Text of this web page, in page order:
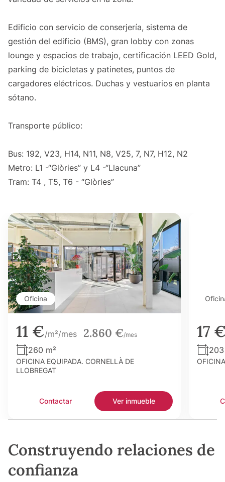
Edificio con servicio de conserjería, sistema de
gestión del edificio (BMS), gran lobby con zonas
lounge y espacios de trabajo, certificación LEED Gold,
parking de bicicletas y patinetes, puntos de
cargadores eléctricos. Duchas y vestuarios en planta
sótano.
Transporte público:
Bus: 192, V23, H14, N11, N8, V25, 7, N7, H12, N2
Metro: L1 -“Glòries” y L4 -“Llacuna”
Tram: T4 , T5, T6 - “Glòries”
Oficina
11 €/m²/mes 2.860 €/mes
260 m²
OFICINA EQUIPADA. CORNELLÀ DE
LLOBREGAT
Contactar Ver inmueble
17
Construyendo relaciones de
confianza